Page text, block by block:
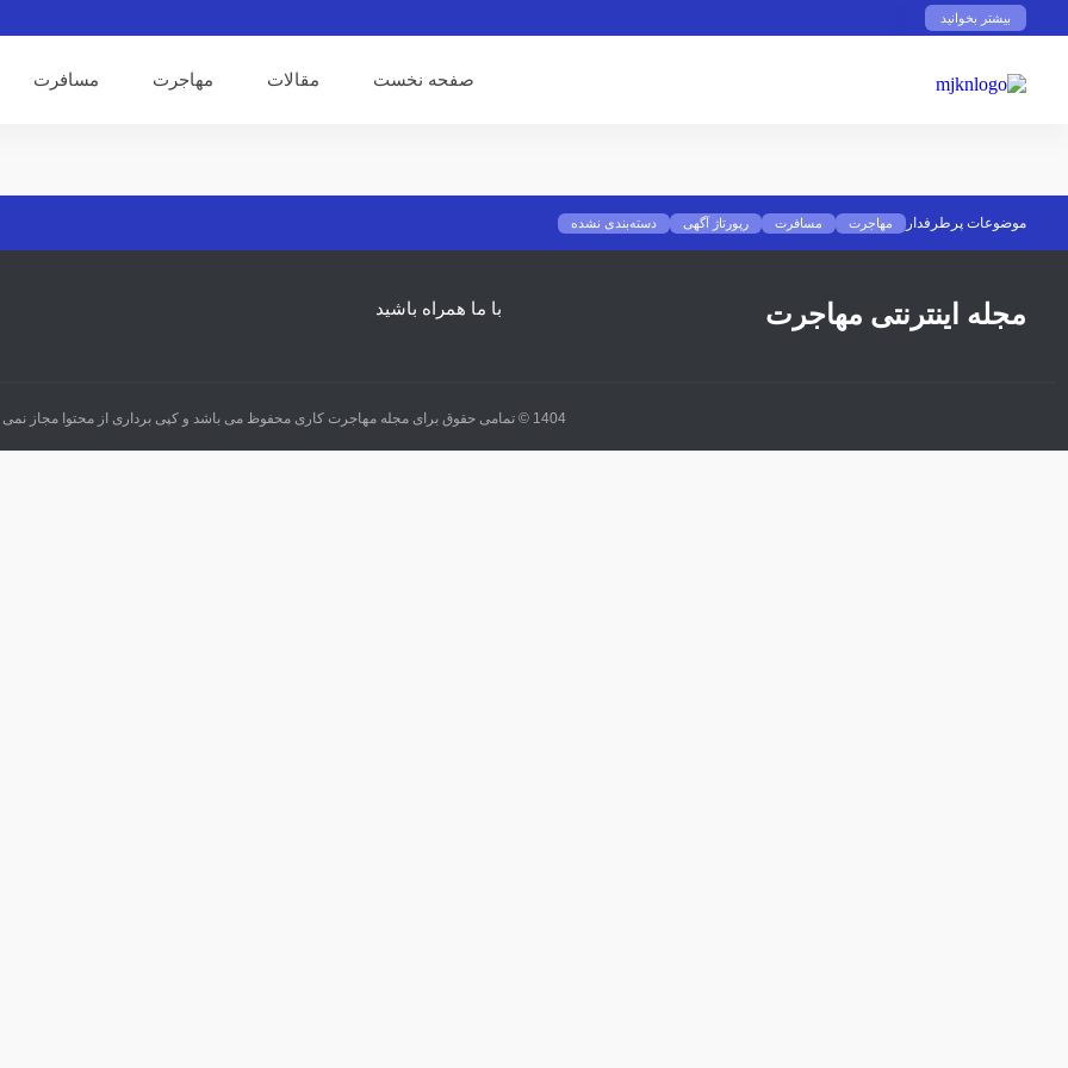
بیشتر بخوانید
صفحه نخست مقالات مهاجرت مسافرت
موضوعات پرطرفدار مهاجرت مسافرت رپورتاژ آگهی دسته‌بندی نشده
مجله اینترنتی مهاجرت با ما همراه باشید
1404 © تمامی حقوق برای مجله مهاجرت کاری محفوظ می باشد و کپی برداری از محتوا مجاز نمی باشد.